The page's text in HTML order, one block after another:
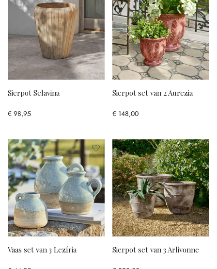
Sierpot Selavina
€ 98,95
Sierpot set van 2 Aurezia
€ 148,00
Vaas set van 3 Lezíria Sierpot set van 3 Arlivonne